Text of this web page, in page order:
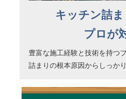
キッチン詰
プロが
豊富な施工経験と技術を持つ
詰まりの根本原因からしっか